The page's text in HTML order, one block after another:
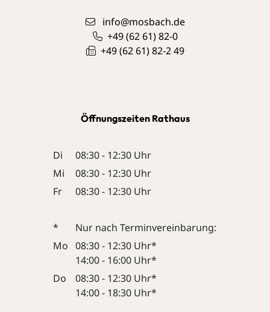
info@mosbach.de
+49 (62 61) 82-0
+49 (62 61) 82-2 49
Öffnungszeiten Rathaus
Di
08:30 - 12:30 Uhr
Mi
08:30 - 12:30 Uhr
Fr
08:30 - 12:30 Uhr
*
Nur nach Terminvereinbarung:
Mo 08:30 - 12:30 Uhr*
14:00 - 16:00 Uhr*
Do
08:30 - 12:30 Uhr*
14:00 - 18:30 Uhr*